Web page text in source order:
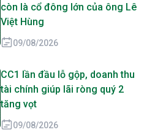
còn là cổ đông lớn của ông Lê
Việt Hùng
09/08/2026
CC1 lần đầu lỗ gộp, doanh thu
tài chính giúp lãi ròng quý 2
tăng vọt
09/08/2026